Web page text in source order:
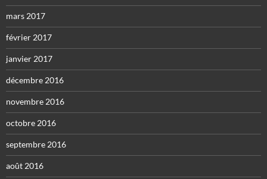
mars 2017
février 2017
janvier 2017
décembre 2016
novembre 2016
octobre 2016
septembre 2016
août 2016